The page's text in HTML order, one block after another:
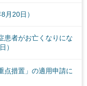
月20日）
患者がお亡くなりにな
）
点措置」の適用申請に